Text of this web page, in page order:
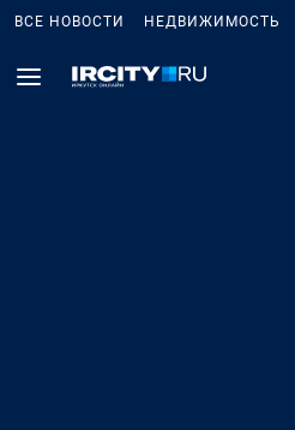
ВСЕ НОВОСТИ НЕДВИЖИМОСТЬ